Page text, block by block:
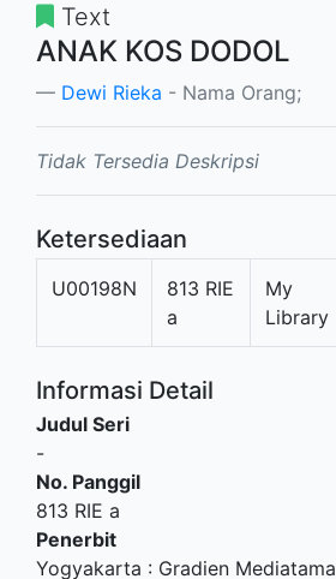
Text
ANAK KOS DODOL
Dewi Rieka - Nama Orang;
Tidak Tersedia Deskripsi
Ketersediaan
U00198N
813 RIE
a
My
Library
Informasi Detail
Judul Seri
-
No. Panggil
813 RIE a
Penerbit
Yogyakarta : Gradien Mediatama